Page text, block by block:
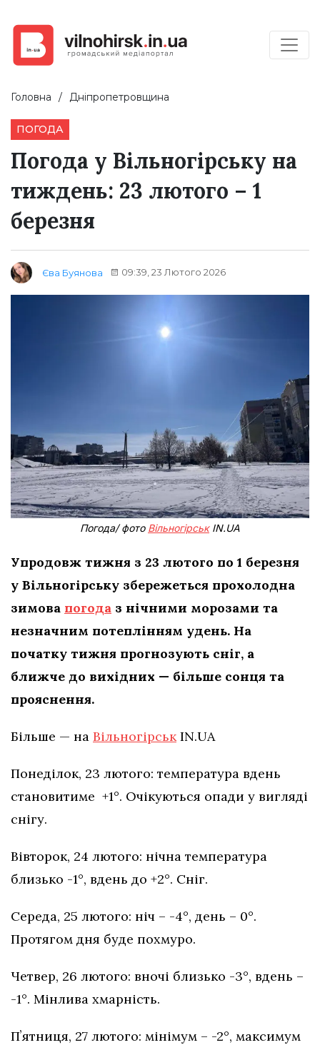
Головна Дніпропетровщина
ПОГОДА
Погода у Вільногірську на
тиждень: 23 лютого – 1
березня
Єва Буянова 09:39, 23 Лютого 2026
Погода/ фото ВільногірськIN.UA
Упродовж тижня з 23 лютого по 1 березня
у Вільногірську збережеться прохолодна
зимова погода з нічними морозами та
незначним потеплінням удень. На
початку тижня прогнозують сніг, а
ближче до вихідних — більше сонця та
прояснення.
Більше — на ВільногірськIN.UA
Понеділок, 23 лютого: температура вдень
становитиме +1°. Очікуються опади у вигляді
снігу.
Вівторок, 24 лютого: нічна температура
близько -1°, вдень до +2°. Сніг.
Середа, 25 лютого: ніч – -4°, день – 0°.
Протягом дня буде похмуро.
Четвер, 26 лютого: вночі близько -3°, вдень –
-1°. Мінлива хмарність.
Пʼятниця, 27 лютого: мінімум – -2°, максимум